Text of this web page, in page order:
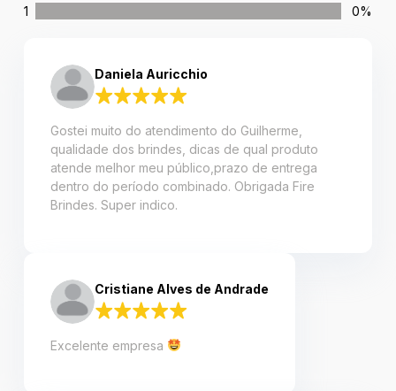
1
0%
Daniela Auricchio
Gostei muito do atendimento do Guilherme,
qualidade dos brindes, dicas de qual produto
atende melhor meu público,prazo de entrega
dentro do período combinado. Obrigada Fire
Brindes. Super indico.
Cristiane Alves de Andrade
Excelente empresa